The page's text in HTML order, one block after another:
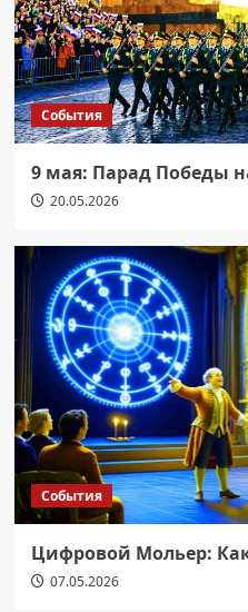
События
9 мая: Парад Победы
20.05.2026
События
Цифровой Мольер:
07.05.2026